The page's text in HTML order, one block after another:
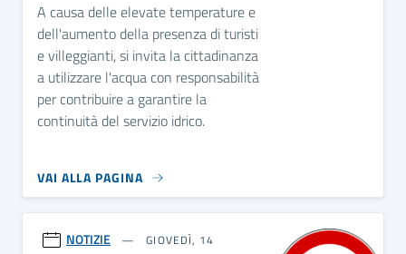
A causa delle elevate temperature e
dell'aumento della presenza di turisti
e villeggianti, si invita la cittadinanza
a utilizzare l'acqua con responsabilità
per contribuire a garantire la
continuità del servizio idrico.
VAI ALLA PAGINA
NOTIZIE
GIOVEDÌ, 14